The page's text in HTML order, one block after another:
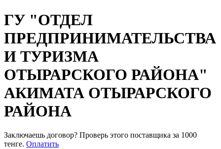
ГУ "ОТДЕЛ
ПРЕДПРИНИМАТЕЛЬСТВА
И ТУРИЗМА
ОТЫРАРСКОГО РАЙОНА"
АКИМАТА ОТЫРАРСКОГО
РАЙОНА
Заключаешь договор? Проверь этого поставщика за 1000
тенге. Оплатить